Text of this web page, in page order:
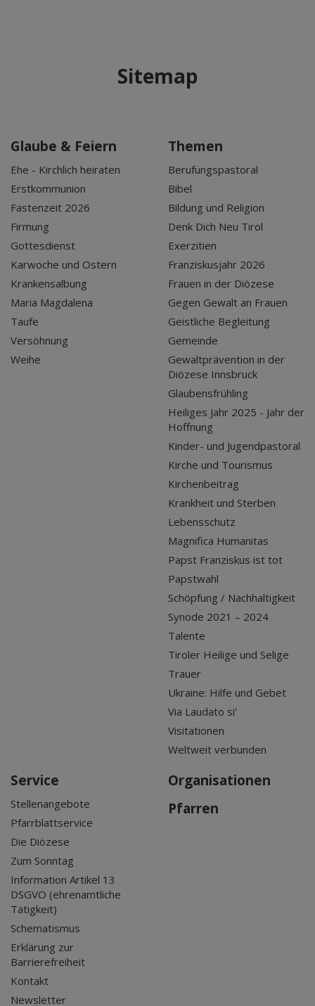
Sitemap
Glaube & Feiern
Ehe - Kirchlich heiraten
Erstkommunion
Fastenzeit 2026
Firmung
Gottesdienst
Karwoche und Ostern
Krankensalbung
Maria Magdalena
Taufe
Versöhnung
Weihe
Themen
Berufungspastoral
Bibel
Bildung und Religion
Denk Dich Neu Tirol
Exerzitien
Franziskusjahr 2026
Frauen in der Diözese
Gegen Gewalt an Frauen
Geistliche Begleitung
Gemeinde
Gewaltprävention in der
Diözese Innsbruck
Glaubensfrühling
Heiliges Jahr 2025 - Jahr der
Hoffnung
Kinder- und Jugendpastoral
Kirche und Tourismus
Kirchenbeitrag
Krankheit und Sterben
Lebensschutz
Magnifica Humanitas
Papst Franziskus ist tot
Papstwahl
Schöpfung / Nachhaltigkeit
Synode 2021 – 2024
Talente
Tiroler Heilige und Selige
Trauer
Ukraine: Hilfe und Gebet
Via Laudato si'
Visitationen
Weltweit verbunden
Service
Stellenangebote
Pfarrblattservice
Die Diözese
Zum Sonntag
Information Artikel 13
DSGVO (ehrenamtliche
Tätigkeit)
Schematismus
Erklärung zur
Barrierefreiheit
Kontakt
Newsletter
Organisationen
Pfarren